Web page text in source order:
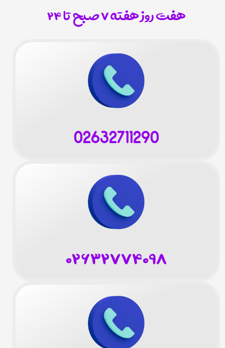
هفت روز هفته ۷ صبح تا ۲۴
02632711290
۰۲۶۳۲۷۷۴۰۹۸